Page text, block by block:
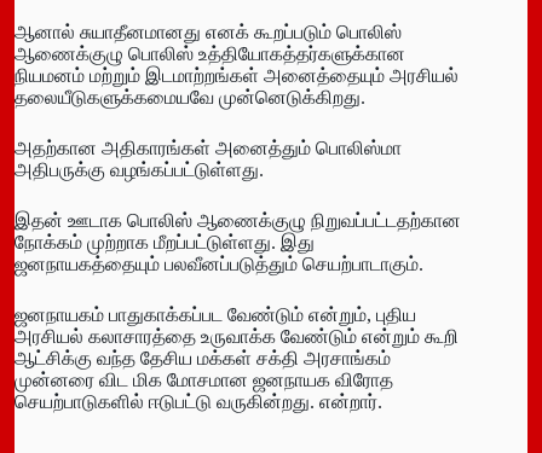
ஆனால் சுயாதீனமானது எனக் கூறப்படும் பொலிஸ்
ஆணைக்குழு பொலிஸ் உத்தியோகத்தர்களுக்கான
நியமனம் மற்றும் இடமாற்றங்கள் அனைத்தையும் அரசியல்
தலையீடுகளுக்கமையவே முன்னெடுக்கிறது.
அதற்கான அதிகாரங்கள் அனைத்தும் பொலிஸ்மா
அதிபருக்கு வழங்கப்பட்டுள்ளது.
இதன் ஊடாக பொலிஸ் ஆணைக்குழு நிறுவப்பட்டதற்கான
நோக்கம் முற்றாக மீறப்பட்டுள்ளது. இது
ஜனநாயகத்தையும் பலவீனப்படுத்தும் செயற்பாடாகும்.
ஜனநாயகம் பாதுகாக்கப்பட வேண்டும் என்றும், புதிய
அரசியல் கலாசாரத்தை உருவாக்க வேண்டும் என்றும் கூறி
ஆட்சிக்கு வந்த தேசிய மக்கள் சக்தி அரசாங்கம்
முன்னரை விட மிக மோசமான ஜனநாயக விரோத
செயற்பாடுகளில் ஈடுபட்டு வருகின்றது. என்றார்.